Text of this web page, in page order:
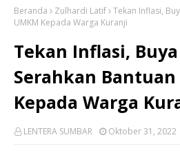
Beranda Zulhardi Latif Tekan Inflasi,
UMKM Kepada Warga Kuranji
Tekan Inflasi,
Serahkan Bantuan
Kepada Warga
LENTERA SUMBAR Oktober 31, 2022